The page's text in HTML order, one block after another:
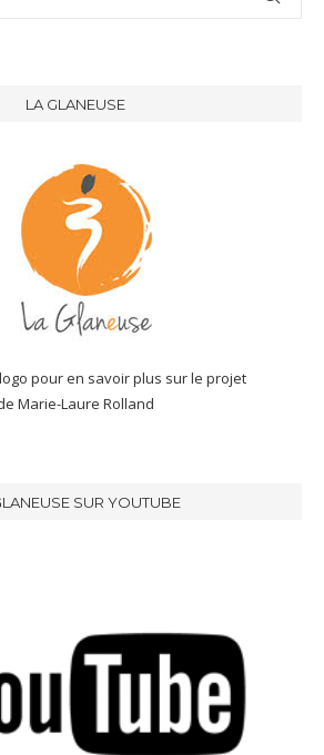
LA GLANEUSE
pour en savoir plus sur le projet
Marie-Laure Rolland
SUR YOUTUBE